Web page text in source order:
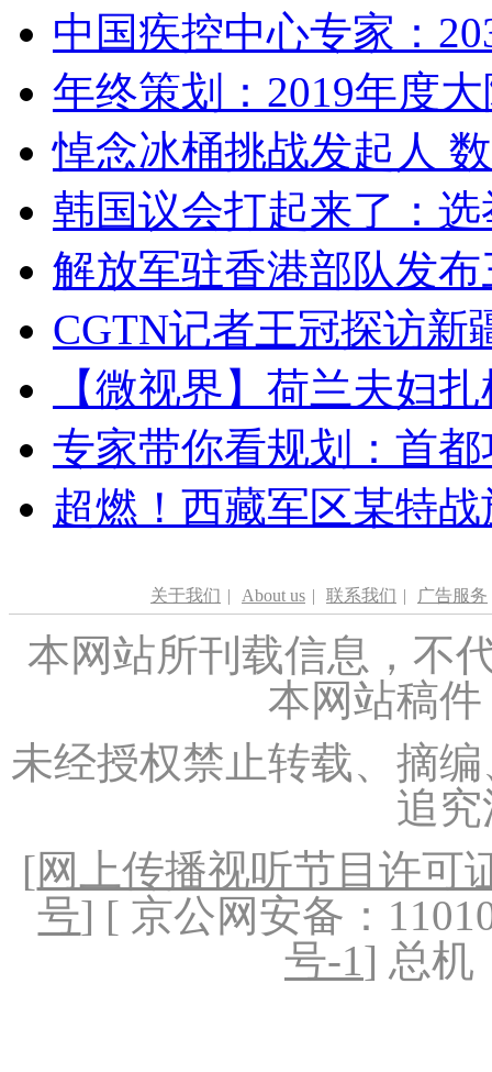
中国疾控中心专家：
年终策划：2019年度
悼念冰桶挑战发起人
韩国议会打起来了：
解放军驻香港部队发
CGTN记者王冠探访新
【微视界】荷兰夫妇
专家带你看规划：首
超燃！西藏军区某特
关于我们 | About us | 联系我们 | 广告服务
本网站所刊载信息，不
本网站稿
未经授权禁止转载、摘
追
[网上传播视听节目许可
号] [ 京公网安备：
号-1] 总机